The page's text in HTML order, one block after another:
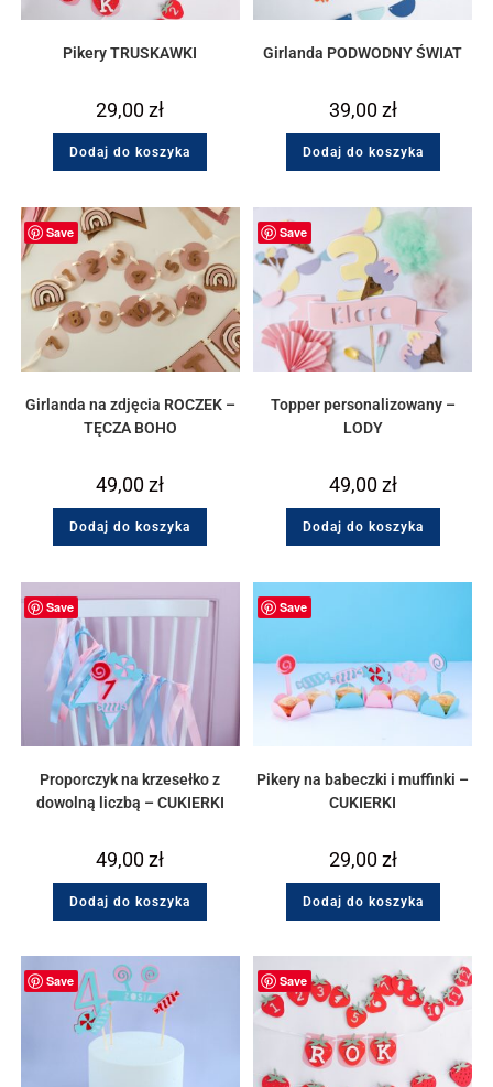
Pikery TRUSKAWKI
29,00zł
Dodaj do koszyka
Girlanda PODWODNY ŚWIAT
39,00zł
Dodaj do koszyka
Save
Girlanda na zdjęcia ROCZEK –
TĘCZA BOHO
49,00zł
Dodaj do koszyka
Save
Topper personalizowany –
LODY
49,00zł
Dodaj do koszyka
Save
Proporczyk na krzesełko z
dowolną liczbą – CUKIERKI
49,00zł
Dodaj do koszyka
Save
Pikery na babeczki i muffinki –
CUKIERKI
29,00zł
Dodaj do koszyka
Save Save